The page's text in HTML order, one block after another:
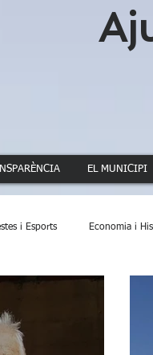
EL MUNICIPI
i Esports Economia i